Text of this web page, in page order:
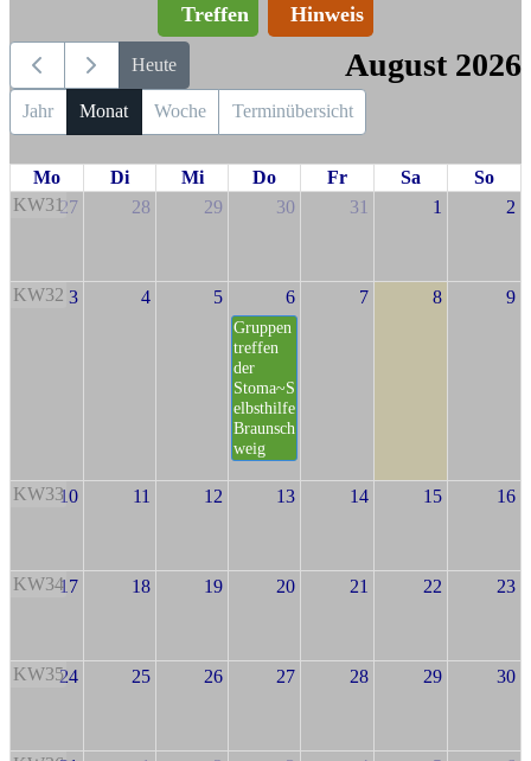
Treffen Hinweis
Heute August 2026
Jahr Monat Woche Terminübersicht
Mo Di Mi Do Fr Sa
So
KW3127 28 29 30 31 1 2
KW32 3 4 5 6
Gruppen
treffen
der
Stoma~S
elbsthilfe
Braunsch
weig
7 8 9
KW3310 11 12 13 14 15 16
KW3417 18 19 20 21 22 23
KW3524 25 26 27 28 29 30